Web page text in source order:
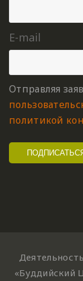
E-mail
Отправляя
политикой
«Буддийский